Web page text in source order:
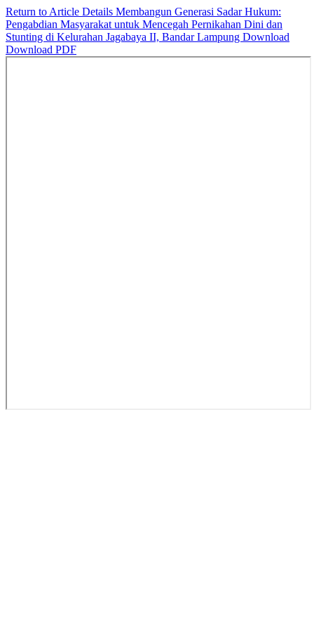
Return to Article Details Membangun Generasi Sadar Hukum:
Pengabdian Masyarakat untuk Mencegah Pernikahan Dini dan
Stunting di Kelurahan Jagabaya II, Bandar Lampung Download
Download PDF